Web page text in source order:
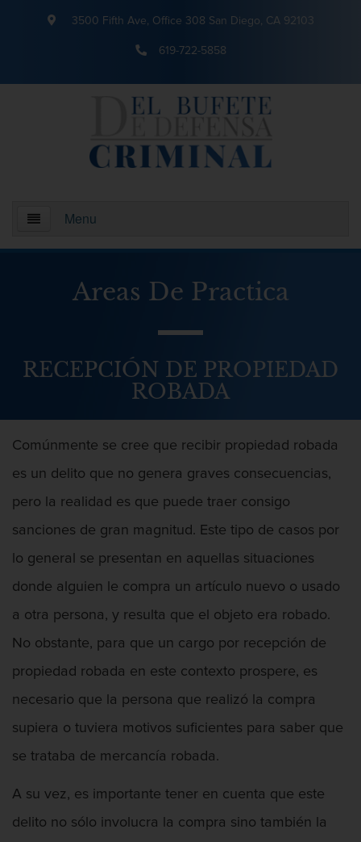
3500 Fifth Ave, Office 308 San Diego, CA 92103
619-722-5858
Menu
¿Quienes somos?
Abuso Infantil
Agresión Sexual
Asalto y Agresión
Agresión
Agresión contra un agente del orden
Agresión que causa lesiones
corporales graves
Asalto agravado
Asalto con Arma Mortal
Asalto contra un Funcionario Público
Defensa de Asalto
Asuntos Posteriores a la Condena
Areas De Practica
RECEPCIÓN DE PROPIEDAD
ROBADA
Comúnmente se cree que recibir propiedad robada
es un delito que no genera graves consecuencias,
pero la realidad es que puede traer consigo
sanciones de gran magnitud. Este tipo de casos por
lo general se presentan en aquellas situaciones
donde alguien le compra un artículo nuevo o usado
a otra persona, y resulta que el objeto era robado.
No obstante, para que un cargo por recepción de
propiedad robada en este contexto prospere, es
necesario que la persona que realizó la compra
supiera o tuviera motivos suficientes para saber que
se trataba de mercancía robada.
A su vez, es importante tener en cuenta que este
delito no sólo involucra la compra sino también la